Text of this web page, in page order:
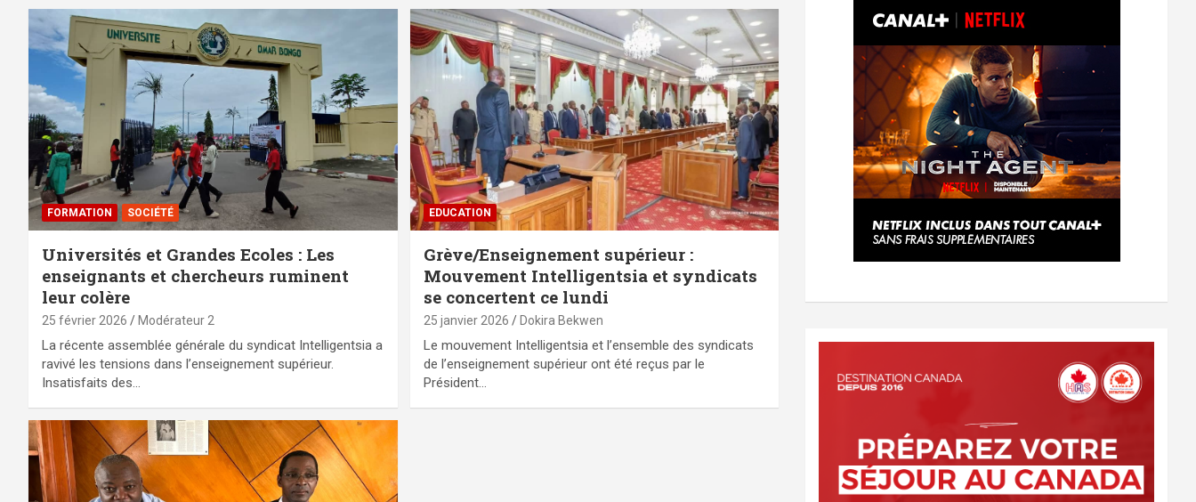
FORMATION SOCIÉTÉ
Universités et Grandes Ecoles : Les
enseignants et chercheurs ruminent
leur colère
25 février 2026 Modérateur 2
La récente assemblée générale du syndicat Intelligentsia a
ravivé les tensions dans l’enseignement supérieur.
Insatisfaits des…
EDUCATION
Grève/Enseignement supérieur :
Mouvement Intelligentsia et syndicats
se concertent ce lundi
25 janvier 2026 Dokira Bekwen
Le mouvement Intelligentsia et l’ensemble des syndicats
de l’enseignement supérieur ont été reçus par le
Président…